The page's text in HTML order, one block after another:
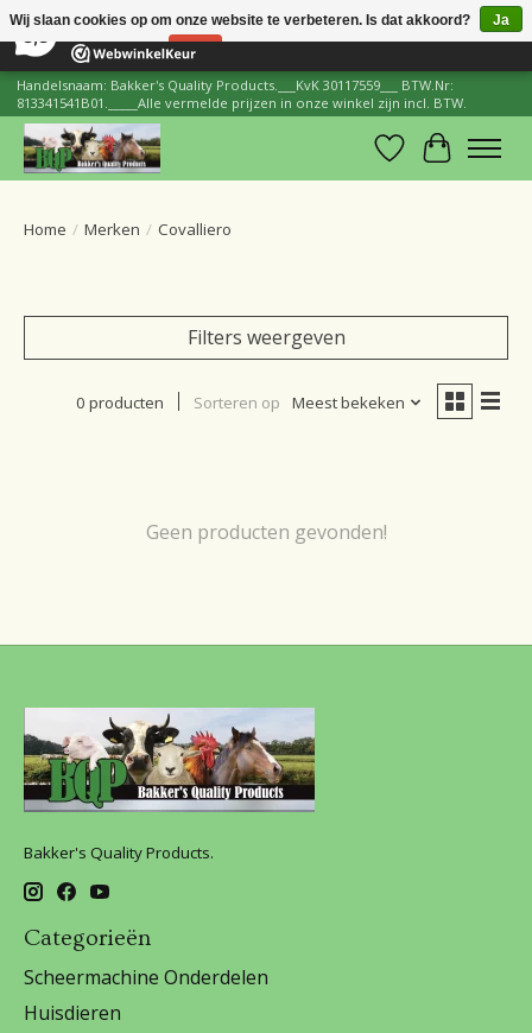
206 Reviews ×
Handelsnaam: Bakker's Quality Products.___KvK 30117559___ BTW.Nr:
813341541B01._____Alle vermelde prijzen in onze winkel zijn incl. BTW.
Verlanglijst
Home / Merken / Covalliero
Filters weergeven
0 producten Sorteren op Meest bekeken
Geen producten gevonden!
Bakker's Quality Products.
Categorieën
Scheermachine Onderdelen
Huisdieren
Wij slaan cookies op om onze website te verbeteren. Is dat akkoord?
Ja
Nee